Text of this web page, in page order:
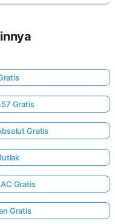
Gratis
Gratis
Gratis
Gratis